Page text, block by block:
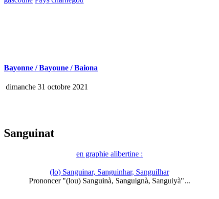
Bayonne / Bayoune / Baiona
dimanche 31 octobre 2021
Sanguinat
en graphie alibertine :
(lo) Sanguinar, Sanguinhar, Sanguilhar
Prononcer "(lou) Sanguinà, Sanguignà, Sanguiyà"...